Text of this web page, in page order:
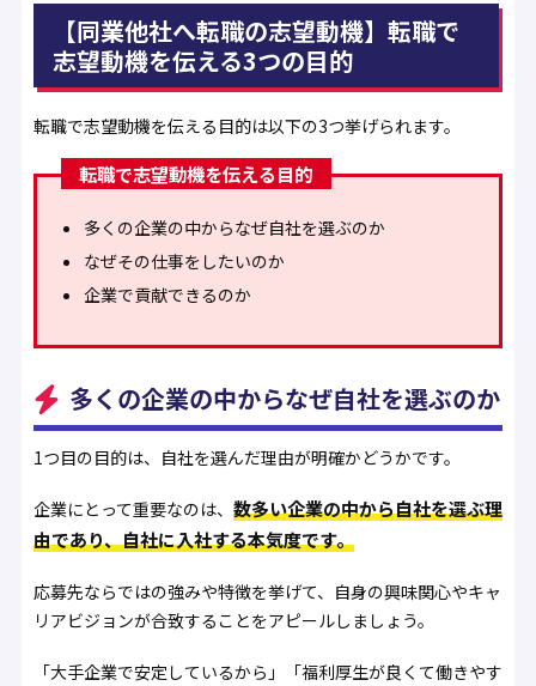
【同業他社へ転職の志望動機】転職で
志望動機を伝える3つの目的
転職で志望動機を伝える目的は以下の3つ挙げられます。
転職で志望動機を伝える目的
多くの企業の中からなぜ自社を選ぶのか
なぜその仕事をしたいのか
企業で貢献できるのか
多くの企業の中からなぜ自社を選ぶのか
1つ目の目的は、自社を選んだ理由が明確かどうかです。
企業にとって重要なのは、 数多い企業の中から自社を選ぶ理
由であり、自社に入社する本気度です。
応募先ならではの強みや特徴を挙げて、自身の興味関心やキャ
リアビジョンが合致することをアピールしましょう。
「大手企業で安定しているから」「福利厚生が良くて働きやす